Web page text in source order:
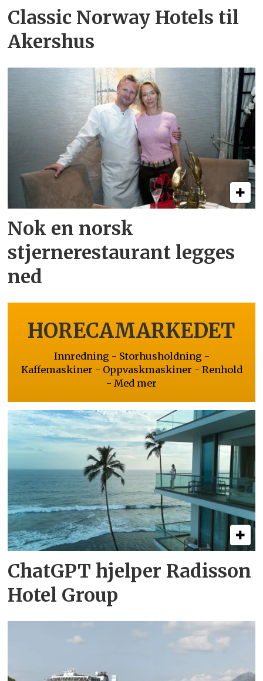
Classic Norway Hotels til
Akershus
Nok en norsk
stjernerestaurant legges
ned
HORECAMARKEDET
Innredning - Storhusholdning -
Kaffemaskiner - Oppvaskmaskiner - Renhold
- Med mer
ChatGPT hjelper Radisson
Hotel Group